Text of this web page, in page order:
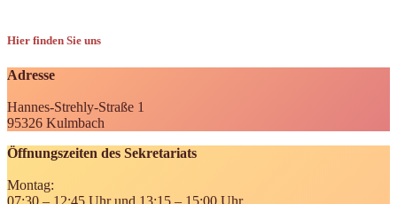
Hier finden Sie uns
Adresse
Hannes-Strehly-Straße 1
95326 Kulmbach
Öffnungszeiten des Sekretariats
Montag:
07:30 – 12:45 Uhr und 13:15 – 15:00 Uhr